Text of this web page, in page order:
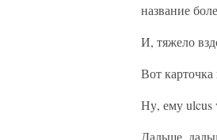
название
И, тяжело
Вот
Ну, ему ulcus
Дальше,